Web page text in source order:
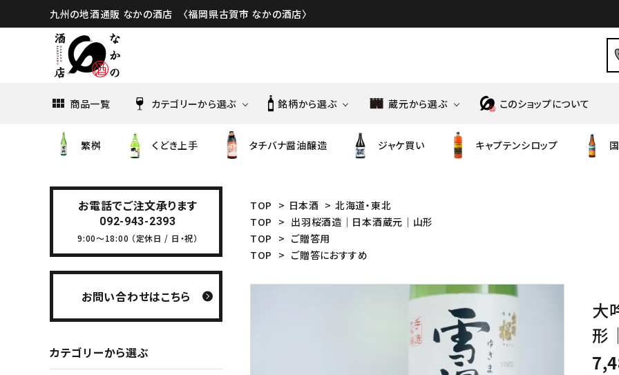
九州の地酒通販 なかの酒店 〈福岡県古賀市 なかの酒店〉
商品一覧 カテゴリーから選ぶ
焼酎・泡盛 ニッポンの和りきゅーる
銘柄から選ぶ
綾花・大地 シンツチダ
詳しく見る
蔵元から選ぶ
土田酒造 曙酒造
八海醸造 高良酒造
佐多宗ニ商店 五町田酒造 馬場酒造場
このショップについて
繁桝 くどき上手 タチバナ醤油醸造 ジャケ買い キャプテンシロップ
TOP > 日本酒 > 北海道・東北
TOP > 出羽桜酒造│日本酒蔵元│山形
TOP > ご贈答用
TOP > ご贈答におすすめ
大
形
お電話でご注文承ります
092-943-2393
9:00～18:00 （定休日 / 日・祝）
お問い合わせはこちら
カテゴリーから選ぶ